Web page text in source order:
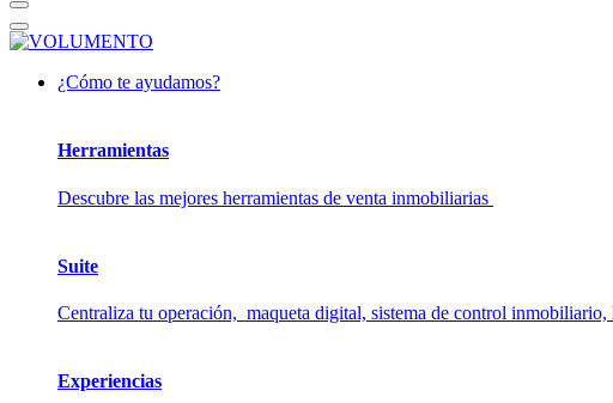
¿Cómo te ayudamos?
Herramientas
Descubre las mejores herramientas de venta inmobiliarias
Suite
Centraliza tu operación, maqueta digital, sistema de control
Experiencias